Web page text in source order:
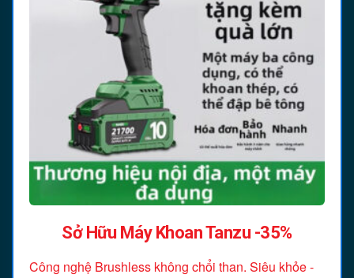
Sở Hữu Máy Khoan Tanzu -35%
Công nghệ Brushless không chổi than. Siêu khỏe -